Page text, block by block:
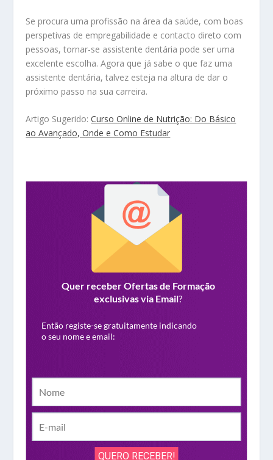
Se procura uma profissão na área da saúde, com boas
perspetivas de empregabilidade e contacto direto com
pessoas, tornar-se assistente dentária pode ser uma
excelente escolha. Agora que já sabe o que faz uma
assistente dentária, talvez esteja na altura de dar o
próximo passo na sua carreira.
Artigo Sugerido:Curso Online de Nutrição: Do Básico
ao Avançado, Onde e Como Estudar